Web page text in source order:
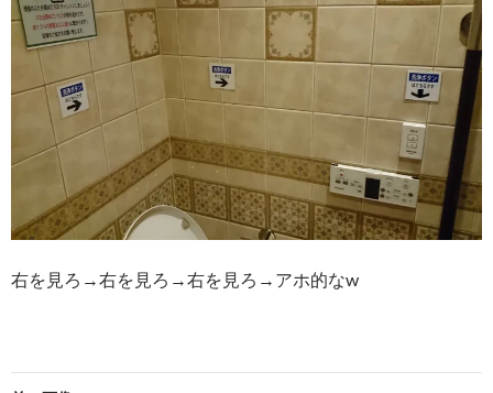
プ
右を見ろ→右を見ろ→右を見ろ→アホ的なw